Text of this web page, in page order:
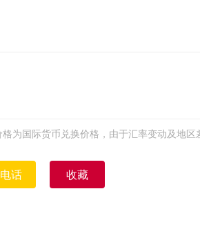
格为国际货币兑换价格，由于汇率变动及地区
话 收藏